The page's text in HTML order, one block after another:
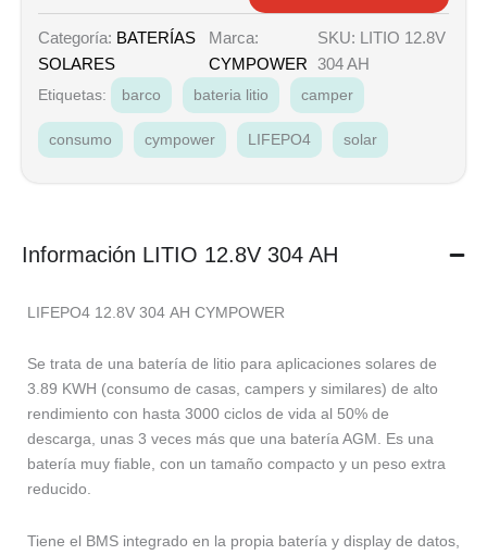
Categoría: BATERÍAS
SOLARES
Marca:
CYMPOWER
SKU: LITIO 12.8V
304 AH
Etiquetas: barco bateria litio camper
consumo cympower LIFEPO4 solar
Información LITIO 12.8V 304 AH
LIFEPO4 12.8V 304 AH CYMPOWER
Se trata de una batería de litio para aplicaciones solares de
3.89 KWH (consumo de casas, campers y similares) de alto
rendimiento con hasta 3000 ciclos de vida al 50% de
descarga, unas 3 veces más que una batería AGM. Es una
batería muy fiable, con un tamaño compacto y un peso extra
reducido.
Tiene el BMS integrado en la propia batería y display de datos,